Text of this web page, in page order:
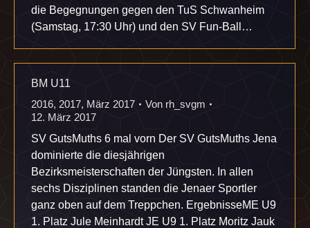
die Begegnungen gegen den TuS Schwanheim
(Samstag, 17:30 Uhr) und den SV Fun-Ball…
BM U11
2016, 2017, März 2017 Von rh_svgm
12. März 2017
SV GutsMuths 6 mal vorn Der SV GutsMuths Jena
dominierte die diesjährigen
Bezirksmeisterschaften der Jüngsten. In allen
sechs Disziplinen standen die Jenaer Sportler
ganz oben auf dem Treppchen. ErgebnisseME U9
1. Platz Jule Meinhardt JE U9 1. Platz Moritz Jauk